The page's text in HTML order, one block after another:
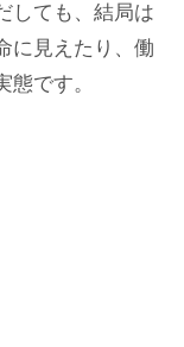
しても、結局は
に見えたり、働
です。